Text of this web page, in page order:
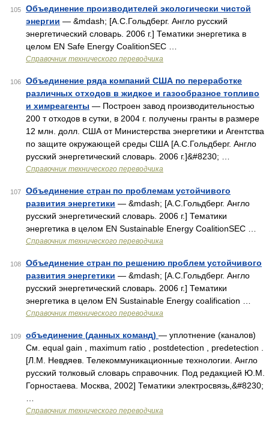
105
Объединение производителей экологически чистой
энергии — &mdash; [А.С.Гольдберг. Англо русский
энергетический словарь. 2006 г.] Тематики энергетика в
целом EN Safe Energy CoalitionSEC …
Справочник технического переводчика
106
Объединение ряда компаний США по переработке
различных отходов в жидкое и газообразное топливо
и химреагенты — Построен завод производительностью
200 т отходов в сутки, в 2004 г. получены гранты в размере
12 млн. долл. США от Министерства энергетики и Агентства
по защите окружающей среды США [А.С.Гольдберг. Англо
русский энергетический словарь. 2006 г.]&#8230; …
Справочник технического переводчика
107
Объединение стран по проблемам устойчивого
развития энергетики — &mdash; [А.С.Гольдберг. Англо
русский энергетический словарь. 2006 г.] Тематики
энергетика в целом EN Sustainable Energy CoalitionSEC …
Справочник технического переводчика
108
Объединение стран по решению проблем устойчивого
развития энергетики — &mdash; [А.С.Гольдберг. Англо
русский энергетический словарь. 2006 г.] Тематики
энергетика в целом EN Sustainable Energy coalification …
Справочник технического переводчика
109 объединение (данных команд) — уплотнение (каналов)
См. equal gain , maximum ratio , postdetection , predetection .
[Л.М. Невдяев. Телекоммуникационные технологии. Англо
русский толковый словарь справочник. Под редакцией Ю.М.
Горностаева. Москва, 2002] Тематики электросвязь,&#8230;
Справочник технического переводчика